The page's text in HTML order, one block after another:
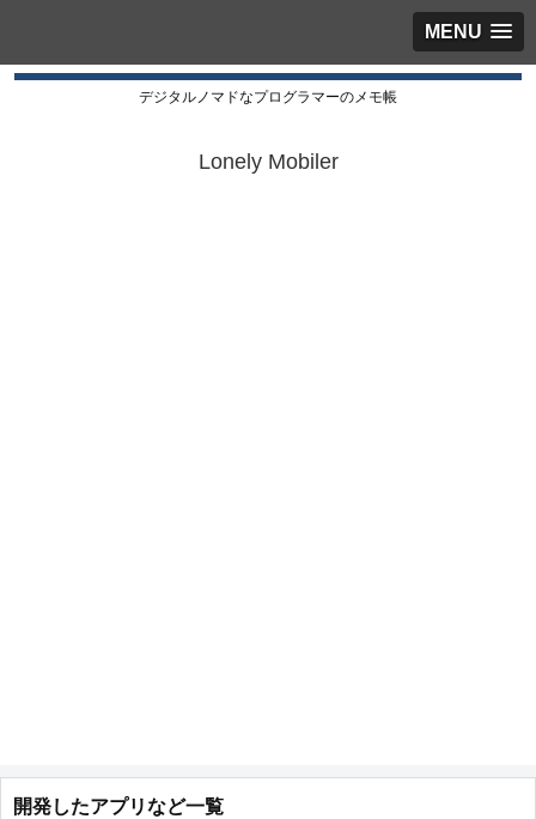
MENU
デジタルノマドなプログラマーのメモ帳
Lonely Mobiler
開発したアプリなど一覧